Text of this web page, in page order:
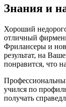
Знания и
Хороший
отличный
Фрилансеры и
результат, на
понравится, что
учился по
получать